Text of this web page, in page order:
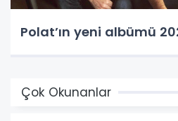
Polat’ın yeni albümü
Çok Okunanlar